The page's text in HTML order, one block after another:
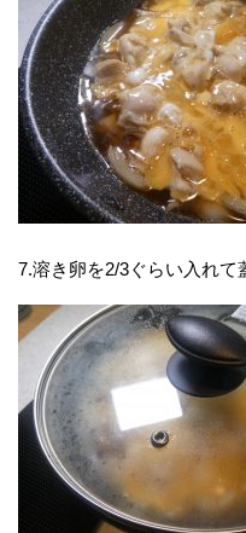
7.溶き卵を2/3ぐらい入れて